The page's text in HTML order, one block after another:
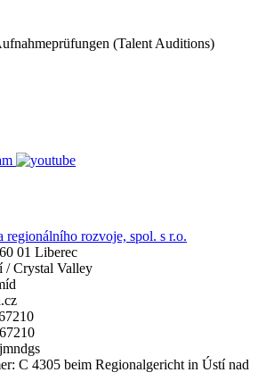
(Talent Auditions)
regionálního rozvoje, spol. s r.o.
01 Liberec
Crystal Valley
C 4305 beim Regionalgericht in Ústí nad